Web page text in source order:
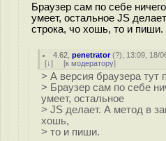
Браузер сам по себе
умеет, остальное JS
строка, чо хошь, то и пиши.
4.62 ,penetrator(?), 13:09, 18/
[↓] [к модератору]
> А версия браузера тут
> Браузер сам по себе
умеет, остальное
> JS делает. А метод в
хошь,
> то и пиши.